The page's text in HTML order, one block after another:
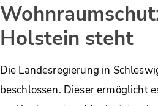
Holstein steht
Die Landesregierung in
beschlossen. Dieser ermöglicht